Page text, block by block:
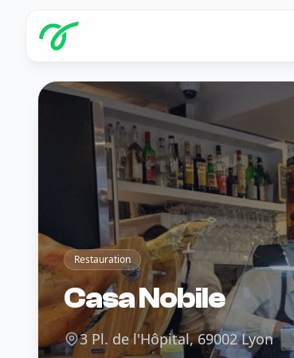
Restauration
Casa Nobile
3 Pl. de l'Hôpital, 69002 Lyon